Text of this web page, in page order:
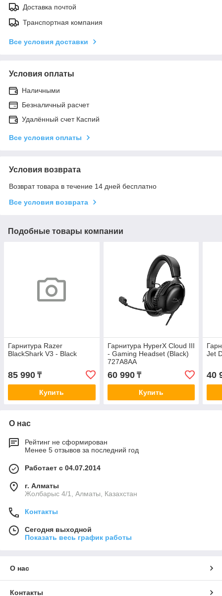
Доставка почтой
Транспортная компания
Все условия доставки
Условия оплаты
Наличными
Безналичный расчет
Удалённый счет Каспий
Все условия оплаты
Условия возврата
Возврат товара в течение 14 дней бесплатно
Все условия возврата
Подобные товары компании
Гарнитура Razer
BlackShark V3 - Black
85 990 ₸
Купить
Гарнитура HyperX Cloud III
- Gaming Headset (Black)
727A8AA
60 990₸
Купить
Jet
40
О нас
Рейтинг не сформирован
Менее 5 отзывов за последний год
Работает с 04.07.2014
г. Алматы
Жолбарыс 4/1, Алматы, Казахстан
Контакты
Сегодня выходной
Показать весь график работы
О нас
Контакты